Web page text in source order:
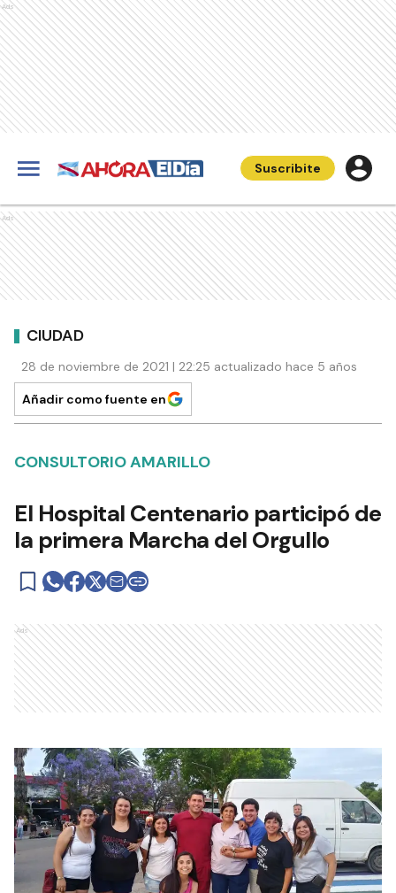
Ads
Suscribite
Ads
CIUDAD
28 de noviembre de 2021 | 22:25 actualizado hace 5 años
Añadir como fuente en
CONSULTORIO AMARILLO
El Hospital Centenario participó de
la primera Marcha del Orgullo
Ads